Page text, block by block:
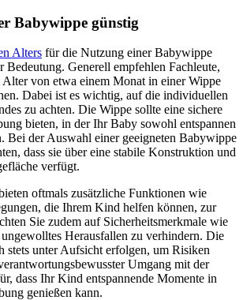
Babywippe günstig
Alters für die Nutzung einer Babywippe
Bedeutung. Generell empfehlen Fachleute,
Alter von etwa einem Monat in einer Wippe
Dabei ist es wichtig, auf die individuellen
zu achten. Die Wippe sollte eine sichere
bieten, in der Ihr Baby sowohl entspannen
Bei der Auswahl einer geeigneten Babywippe
dass sie über eine stabile Konstruktion und
verfügt.
oftmals zusätzliche Funktionen wie
die Ihrem Kind helfen können, zur
Sie zudem auf Sicherheitsmerkmale wie
Herausfallen zu verhindern. Die
stets unter Aufsicht erfolgen, um Risiken
Umgang mit der
dass Ihr Kind entspannende Momente in
genießen kann.